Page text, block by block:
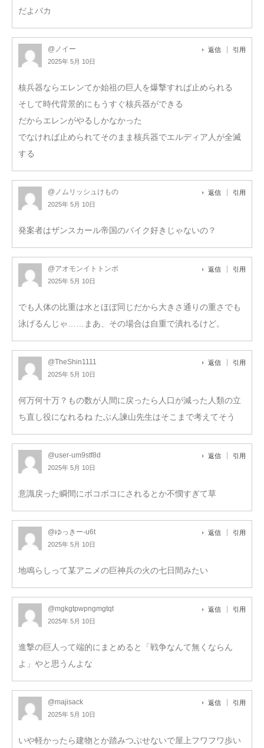
だよバカ
@ノイー
2025年 5月 10日
返信 引用
核兵器ならエレンてか始祖の巨人を爆撃すれば止められる
そして時代背景的にもうすぐ核兵器ができる
だからエレンがやるしかなかった
でなければ止められてそのまま核兵器でエルディア人が全滅
する
@ノムリッシュけもの
2025年 5月 10日
返信 引用
発案者はザンスカール帝国のバイク好きじゃないの？
@アオモンイトトンボ
2025年 5月 10日
返信 引用
でも人体の比重は水とほぼ同じだから大きさ通りの重さでも
泳げるんじゃ……まあ、その場合は自重で潰れるけど。
@TheShin1111
2025年 5月 10日
返信 引用
何万何十万？もの数が人間に戻ったら人口が減った人類の立
ち直し役になれるね たぶん諫山先生はそこまで考えてそう
@user-um9stf8d
2025年 5月 10日
返信 引用
意識戻った瞬間にボコボコにされるとか不憫すぎて草
@ゆっきー-u6t
2025年 5月 10日
返信 引用
地鳴らしって某アニメの巨神兵の火の七日間みたい
@mgkgtpwpngmgtqt
2025年 5月 10日
返信 引用
進撃の巨人って端的にまとめると「戦争なんて無くならん
よ」やと思うんよな
@majisack
2025年 5月 10日
返信 引用
いや軽かったら建物とか踏みつぶせないで屋上フワフワ歩い